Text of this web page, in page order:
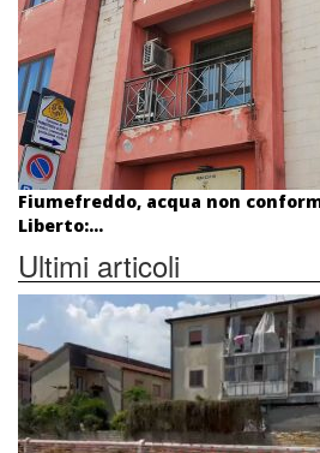
Fiumefreddo, acqua non
Liberto:...
Ultimi articoli